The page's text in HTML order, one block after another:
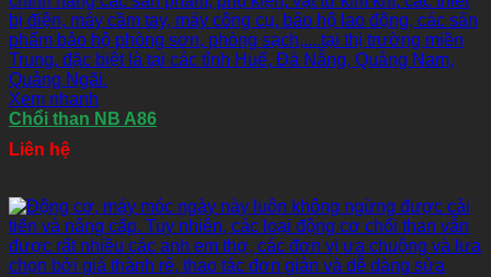
Xem nhanh
Chổi than NB A86
Liên hệ